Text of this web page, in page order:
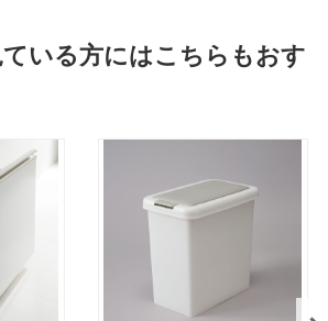
いる方にはこちらもおす